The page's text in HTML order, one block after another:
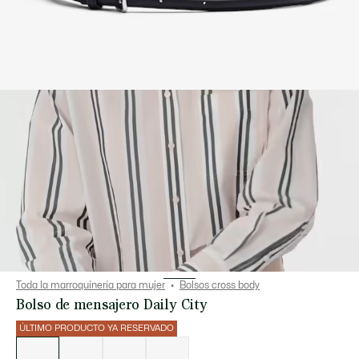
Toda la marroquinería para mujer Bolsos cross body
Bolso de mensajero Daily City
ÚLTIMO PRODUCTO YA RESERVADO